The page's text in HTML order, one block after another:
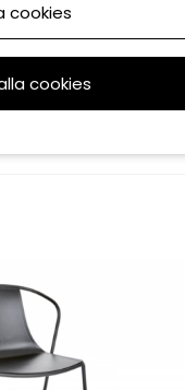
tillbehör
cookies
cookies